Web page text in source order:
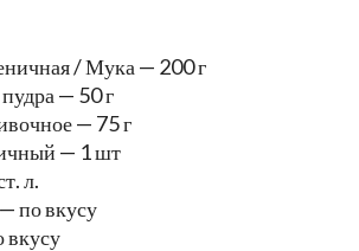
/ Мука — 200 г
— 50 г
— 75 г
— 1 шт
л.
по вкусу
вкусу